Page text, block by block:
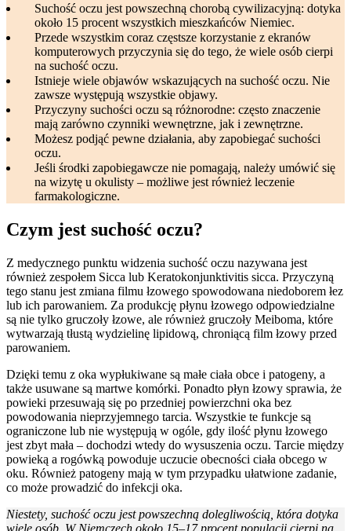
Suchość oczu jest powszechną chorobą cywilizacyjną: dotyka
około 15 procent wszystkich mieszkańców Niemiec.
Przede wszystkim coraz częstsze korzystanie z ekranów
komputerowych przyczynia się do tego, że wiele osób cierpi
na suchość oczu.
Istnieje wiele objawów wskazujących na suchość oczu. Nie
zawsze występują wszystkie objawy.
Przyczyny suchości oczu są różnorodne: często znaczenie
mają zarówno czynniki wewnętrzne, jak i zewnętrzne.
Możesz podjąć pewne działania, aby zapobiegać suchości
oczu.
Jeśli środki zapobiegawcze nie pomagają, należy umówić się
na wizytę u okulisty – możliwe jest również leczenie
farmakologiczne.
Czym jest suchość oczu?
Z medycznego punktu widzenia suchość oczu nazywana jest
również zespołem Sicca lub Keratokonjunktivitis sicca. Przyczyną
tego stanu jest zmiana filmu łzowego spowodowana niedoborem łez
lub ich parowaniem. Za produkcję płynu łzowego odpowiedzialne
są nie tylko gruczoły łzowe, ale również gruczoły Meiboma, które
wytwarzają tłustą wydzielinę lipidową, chroniącą film łzowy przed
parowaniem.
Dzięki temu z oka wypłukiwane są małe ciała obce i patogeny, a
także usuwane są martwe komórki. Ponadto płyn łzowy sprawia, że
powieki przesuwają się po przedniej powierzchni oka bez
powodowania nieprzyjemnego tarcia. Wszystkie te funkcje są
ograniczone lub nie występują w ogóle, gdy ilość płynu łzowego
jest zbyt mała – dochodzi wtedy do wysuszenia oczu. Tarcie między
powieką a rogówką powoduje uczucie obecności ciała obcego w
oku. Również patogeny mają w tym przypadku ułatwione zadanie,
co może prowadzić do infekcji oka.
Niestety, suchość oczu jest powszechną dolegliwością, która dotyka
wiele osób. W Niemczech około 15–17 procent populacji cierpi na